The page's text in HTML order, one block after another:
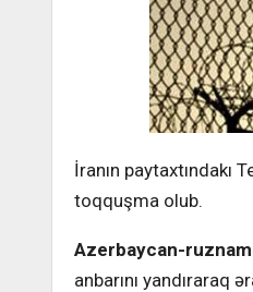
İranın paytaxtındakı
toqquşma olub.
Azerbaycan-
anbarını yandıraraq